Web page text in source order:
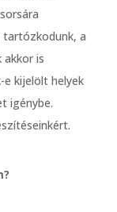
tartózkodunk, a
is
e kijelölt helyek
igénybe.